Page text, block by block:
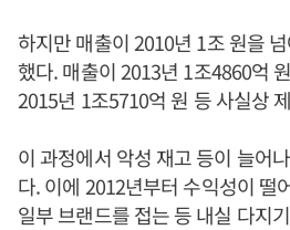
하지만 매출이 2010년 1조 원을
했다. 매출이 2013년 1조4860억
2015년 1조5710억 원 등 사실상
이 과정에서 악성 재고 등이 늘어
다. 이에 2012년부터 수익성이 떨
일부 브랜드를 접는 등 내실 다지